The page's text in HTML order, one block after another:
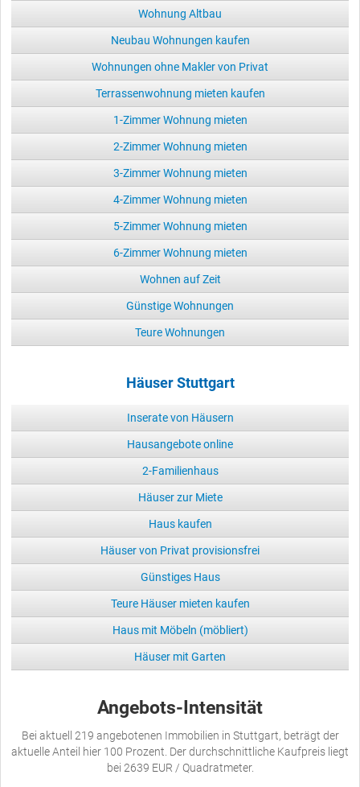
Wohnung Altbau
Neubau Wohnungen kaufen
Wohnungen ohne Makler von Privat
Terrassenwohnung mieten kaufen
1-Zimmer Wohnung mieten
2-Zimmer Wohnung mieten
3-Zimmer Wohnung mieten
4-Zimmer Wohnung mieten
5-Zimmer Wohnung mieten
6-Zimmer Wohnung mieten
Wohnen auf Zeit
Günstige Wohnungen
Teure Wohnungen
Häuser Stuttgart
Inserate von Häusern
Hausangebote online
2-Familienhaus
Häuser zur Miete
Haus kaufen
Häuser von Privat provisionsfrei
Günstiges Haus
Teure Häuser mieten kaufen
Haus mit Möbeln (möbliert)
Häuser mit Garten
Angebots-Intensität
Bei aktuell 219 angebotenen Immobilien in Stuttgart, beträgt der
aktuelle Anteil hier 100 Prozent. Der durchschnittliche Kaufpreis liegt
bei 2639 EUR / Quadratmeter.